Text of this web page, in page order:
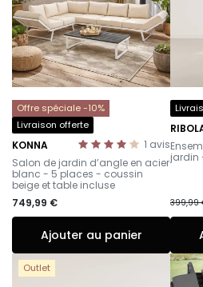
Offre spéciale -10%
Livraison offerte
1 avis
KONNA
-
Salon de jardin d’angle en acier
blanc - 5 places - coussin
beige et table incluse
749,99 €
Ajouter au panier
-
jardin
399,99
Outlet